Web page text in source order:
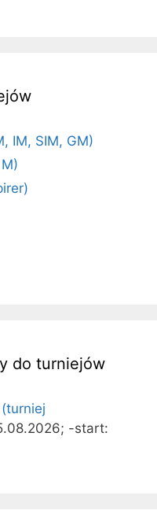
IM, SIM, GM)
do turniejów
-start: